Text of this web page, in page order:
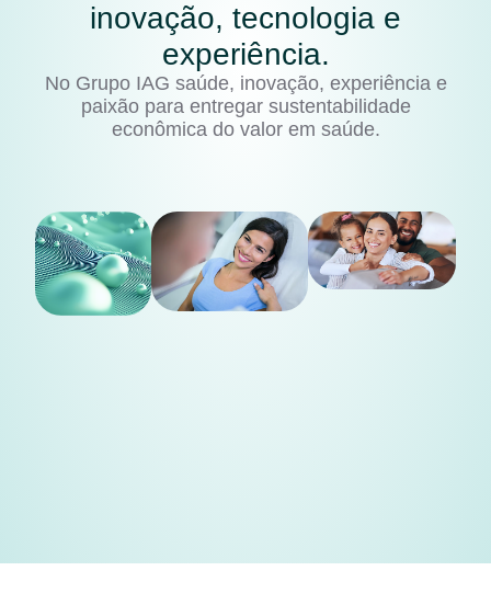
inovação, tecnologia e
experiência.
No Grupo IAG saúde, inovação, experiência e
paixão para entregar sustentabilidade
econômica do valor em saúde.